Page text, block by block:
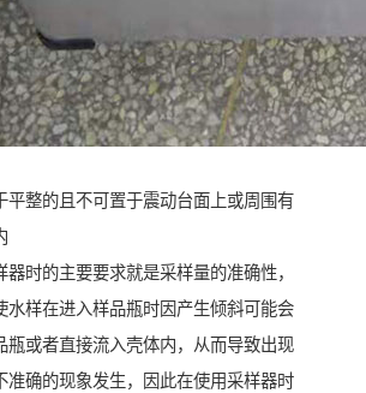
平整的且不可置于震动台面上或周围有
器时的主要要求就是采样量的准确性，
水样在进入样品瓶时因产生倾斜可能会
瓶或者直接流入壳体内，从而导致出现
准确的现象发生，因此在使用采样器时